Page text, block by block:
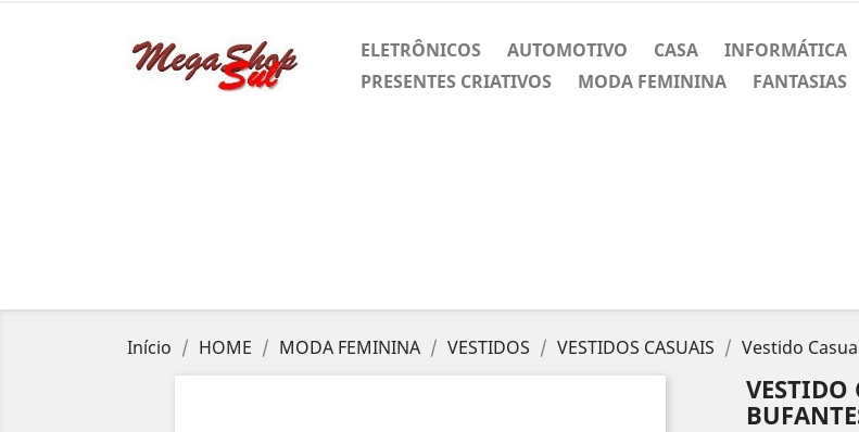
ELETRÔNICOS AUTOMOTIVO CASA INFORMÁTICA
PRESENTES CRIATIVOS
MODA FEMININA FANTASIAS
Início HOME MODA FEMININA VESTIDOS VESTIDOS CASUAIS Vestido
VESTIDO